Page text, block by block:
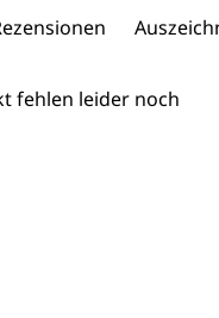
fehlen leider noch